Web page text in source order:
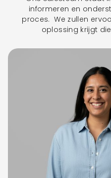
informeren en
proces. We zullen
oplossing krijgt